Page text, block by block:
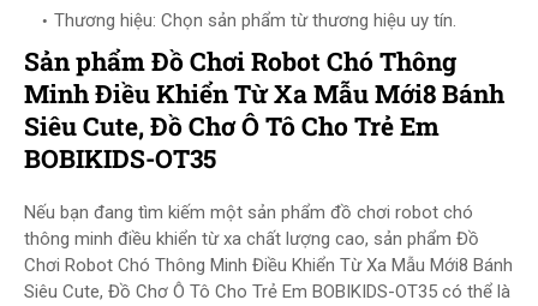
Thương hiệu: Chọn sản phẩm từ thương hiệu uy tín.
Sản phẩm Đồ Chơi Robot Chó Thông
Minh Điều Khiển Từ Xa Mẫu Mới8 Bánh
Siêu Cute, Đồ Chơ Ô Tô Cho Trẻ Em
BOBIKIDS-OT35
Nếu bạn đang tìm kiếm một sản phẩm đồ chơi robot chó
thông minh điều khiển từ xa chất lượng cao, sản phẩm Đồ
Chơi Robot Chó Thông Minh Điều Khiển Từ Xa Mẫu Mới8 Bánh
Siêu Cute, Đồ Chơ Ô Tô Cho Trẻ Em BOBIKIDS-OT35 có thể là